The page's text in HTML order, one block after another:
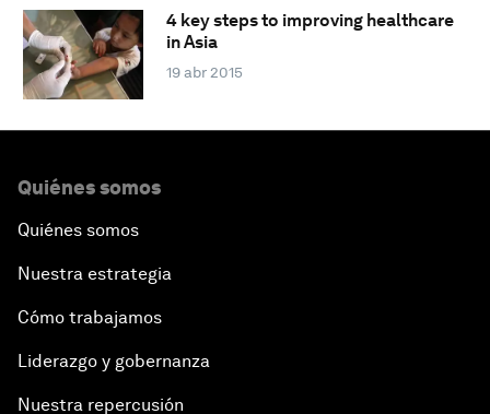
4 key steps to improving healthcare
in Asia
19 abr 2015
Quiénes somos
Quiénes somos
Nuestra estrategia
Cómo trabajamos
Liderazgo y gobernanza
Nuestra repercusión